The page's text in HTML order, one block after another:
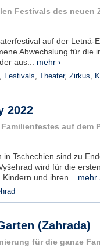
Festivals des neuen
auf der Letná-
Abwechslung für die
aus... mehr ›
Festivals, Theater, Zirkus,
2022
auf dem
Tschechien sind zu
wird für die ersten
und ihren... mehr
(Zahrada)
für die ganze